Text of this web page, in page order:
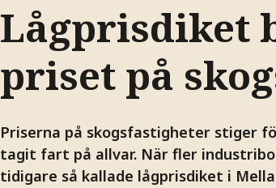
Lågprisdiket
priset på
Priserna på skogsfastigheter stiger
tagit fart på allvar. När fler
tidigare så kallade lågprisdiket i